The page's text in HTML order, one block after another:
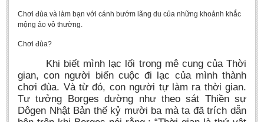
Chơi đùa và làm bạn với cánh bướm lãng du của những khoảnh khắc
mộng ảo vô thường.
Chơi đùa?
Khi biết mình lạc lối trong mê cung của Thời
gian, con người biến cuộc đi lạc của mình thành
chơi đùa. Và từ đó, con người tự làm ra thời gian.
Tư tưởng Borges dường như theo sát Thiền sự
Dôgen Nhật Bản thế kỷ mười ba mà ta đã trích dẫn